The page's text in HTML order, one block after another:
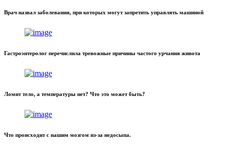
Врач назвал заболевания, при которых могут запретить управлять машиной
Гастроэнтеролог перечислила тревожные причины частого урчания живота
Ломит тело, а температуры нет? Что это может быть?
Что происходит с нашим мозгом из-за недосыпа.